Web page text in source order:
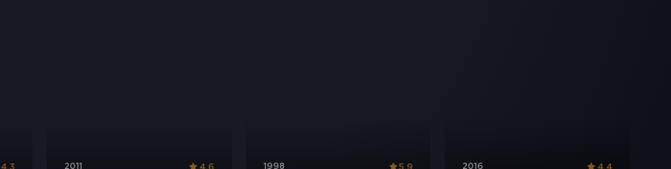
2011 1998 2016